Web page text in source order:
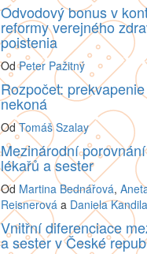
Odvodový bonus v
reformy verejného
poistenia
OdPeter Pažitný
Rozpočet:
nekoná
OdTomáš Szalay
Mezinárodní
lékařů a sester
Od Martina Bednářová,
Reisnerová a Daniela
Vnitřní diferenciace
a sester v České